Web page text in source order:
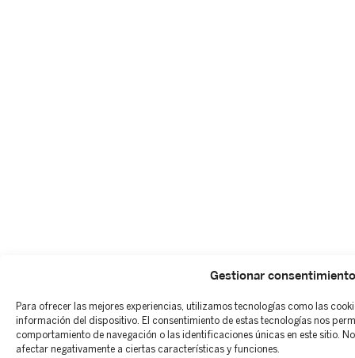
Gestionar consentimiento
Para ofrecer las mejores experiencias, utilizamos tecnologías como las
información del dispositivo. El consentimiento de estas tecnologías nos
comportamiento de navegación o las identificaciones únicas en este sitio.
afectar negativamente a ciertas características y funciones.